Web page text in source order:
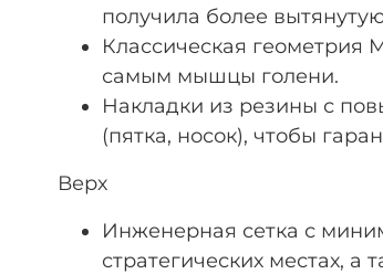
получила более
Классическая геометрия
самым мышцы голени.
Накладки из резины с
(пятка, носок), чтобы
Верх
Инженерная сетка с
стратегических местах,